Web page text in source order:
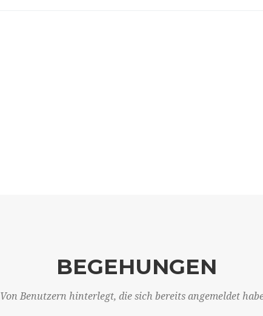
BEGEHUNGEN
Von Benutzern hinterlegt, die sich bereits angemeldet